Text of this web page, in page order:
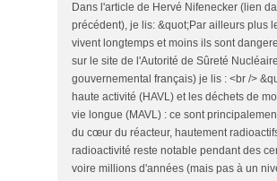
Dans l'article de Hervé Nifenecker (lien
précédent), je lis: &quot;Par ailleurs plus
vivent longtemps et moins ils sont
sur le site de l'Autorité de Sûreté
gouvernemental français) je lis : <br />
haute activité (HAVL) et les déchets de
vie longue (MAVL) : ce sont
du cœur du réacteur, hautement
radioactivité reste notable pendant des
voire millions d'années (mais pas à un